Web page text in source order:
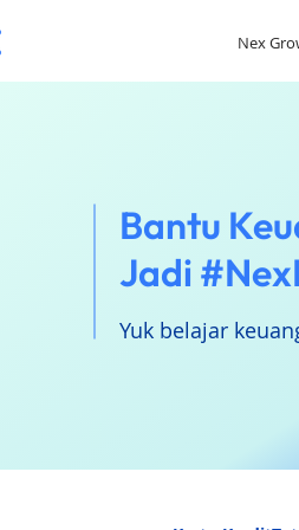
Nex
Bantu
Jadi
Yuk belajar